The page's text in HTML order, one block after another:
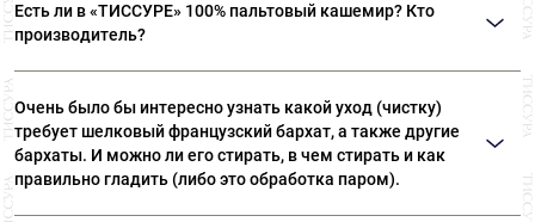
лучших сортов длинноволокнистого хлопка: Sea Island,
Giza, Tana Low, Supima
Есть ли в «ТИССУРЕ» 100% пальтовый кашемир? Кто
производитель?
пальтовых тканей из 100% кашемира, произведенных
компаниями: Dormeuil (Франция) Agnona (Италия) Luigi
Colombo (Италия) Holland & Sherry (Великобритания)
Очень было бы интересно узнать какой уход (чистку)
требует шелковый французский бархат, а также другие
бархаты. И можно ли его стирать, в чем стирать и как
правильно гладить (либо это обработка паром).